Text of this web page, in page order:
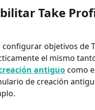
Take
configurar objetivos de
el mismo
antiguo como
de creación